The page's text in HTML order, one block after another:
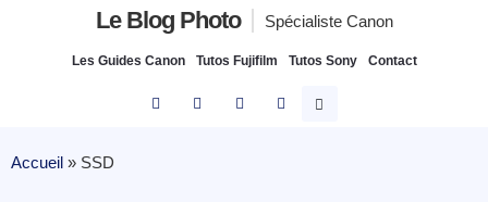
Le Blog Photo Spécialiste Canon
Les Guides Canon Tutos Fujifilm Tutos Sony Contact
Accueil » SSD